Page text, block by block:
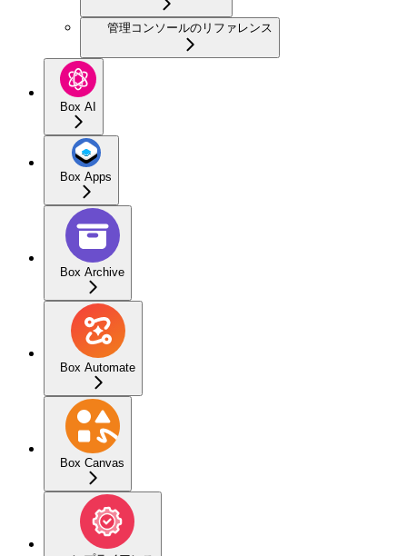
管理コンソールのリファレンス
Box AI
Box Apps
Box Archive
Box Automate
Box Canvas